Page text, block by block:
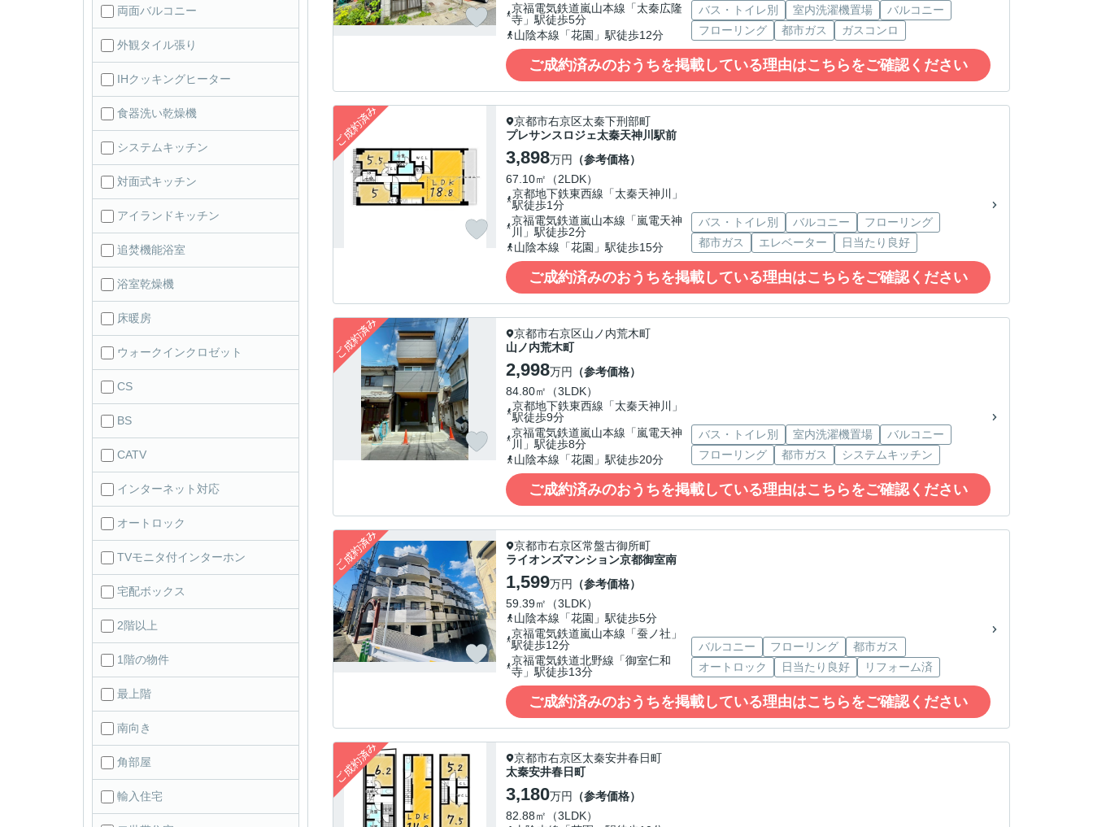
京福電気鉄道嵐山本線「太秦広隆
寺」駅徒歩5分
山陰本線「花園」駅徒歩12分
バス・トイレ別 室内洗濯機置場
バルコニー
フローリング
都市ガス ガスコンロ
ご成約済みのおうちを掲載している理由はこちらをご確認ください
京都市右京区太秦下刑部町
プレサンスロジェ太秦天神川駅前
3,898万円
（参考価格）
67.10㎡（2LDK）
京都地下鉄東西線「太秦天神川」
駅徒歩1分
京福電気鉄道嵐山本線「嵐電天神
川」駅徒歩2分
山陰本線「花園」駅徒歩15分
バス・トイレ別 バルコニー
フローリング
都市ガス
エレベーター 日当たり良好
ご成約済みのおうちを掲載している理由はこちらをご確認ください
京都市右京区山ノ内荒木町
山ノ内荒木町
2,998万円
（参考価格）
84.80㎡（3LDK）
京都地下鉄東西線「太秦天神川」
駅徒歩9分
京福電気鉄道嵐山本線「嵐電天神
川」駅徒歩8分
山陰本線「花園」駅徒歩20分
バス・トイレ別 室内洗濯機置場
バルコニー
フローリング
都市ガス システムキッチン
ご成約済みのおうちを掲載している理由はこちらをご確認ください
京都市右京区常盤古御所町
ライオンズマンション京都御室南
1,599万円
（参考価格）
59.39㎡（3LDK）
山陰本線「花園」駅徒歩5分
京福電気鉄道嵐山本線「蚕ノ社」
駅徒歩12分
京福電気鉄道北野線「御室仁和
寺」駅徒歩13分
バルコニー フローリング
都市ガス
オートロック
日当たり良好 リフォーム済
ご成約済みのおうちを掲載している理由はこちらをご確認ください
京都市右京区太秦安井春日町
太秦安井春日町
3,180万円
（参考価格）
82.88㎡（3LDK）
両面バルコニー
外観タイル張り
IHクッキングヒーター
食器洗い乾燥機
システムキッチン
対面式キッチン
アイランドキッチン
追焚機能浴室
浴室乾燥機
床暖房
ウォークインクロゼット
CS
BS
CATV
インターネット対応
オートロック
TVモニタ付インターホン
宅配ボックス
2階以上
1階の物件
最上階
南向き
角部屋
輸入住宅